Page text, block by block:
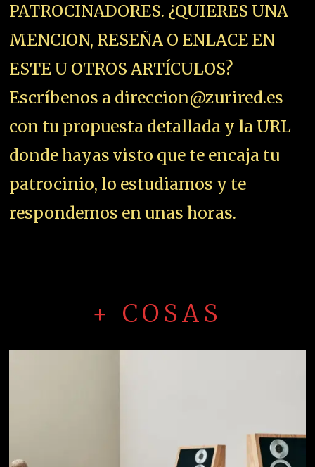
PATROCINADORES. ¿QUIERES UNA
MENCION, RESEÑA O ENLACE EN
ESTE U OTROS ARTÍCULOS?
Escríbenos a direccion@zurired.es
con tu propuesta detallada y la URL
donde hayas visto que te encaja tu
patrocinio, lo estudiamos y te
respondemos en unas horas.
+ COSAS